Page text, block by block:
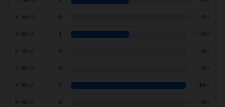
0 0%
1 20%
7点の人 0 0%
0 0%
2 40%
0 0%